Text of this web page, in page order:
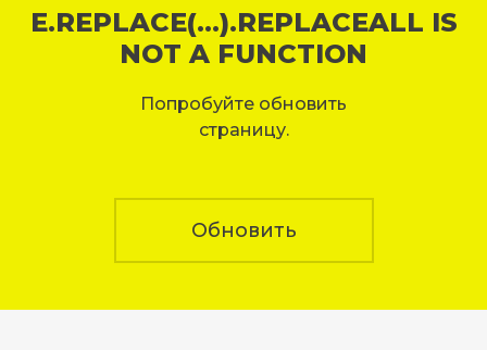
E.REPLACE(...).REPLACEALL IS
NOT A FUNCTION
Попробуйте обновить
страницу.
Обновить